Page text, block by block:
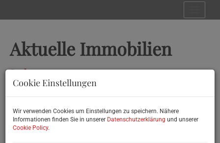
Aktuelle Immobilien
Suchen
Wohnen Gewerbe Anlage
Vermarktungsart
Alle
Cookie Einstellungen
Wir verwenden Cookies um Einstellungen zu speichern. Nähere
Informationen finden Sie in unserer Datenschutzerklärung und unserer
Cookie Policy.